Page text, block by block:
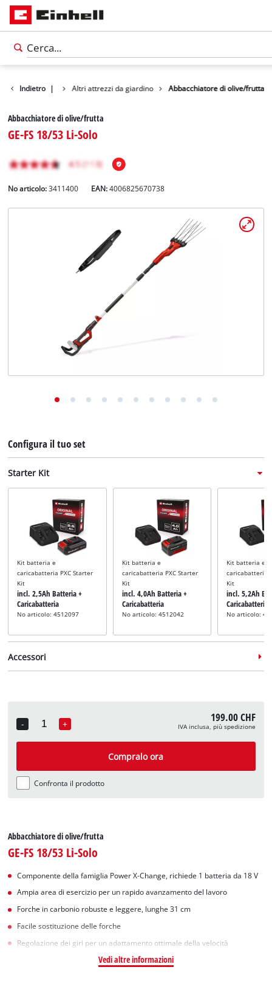
Indietro |
Giardino Altri attrezzi da giardino Abbacchiatore di olive/frutta
Abbacchiatore di olive/frutta
GE-FS 18/53 Li-Solo
No articolo: 3411400 EAN:4006825670738
Configura il tuo set
Starter Kit
Kit batteria e
caricabatteria PXC Starter
Kit
incl. 2,5Ah Batteria +
Caricabatteria
No articolo: 4512097
Kit batteria e
caricabatteria PXC Starter
Kit
incl. 4,0Ah Batteria +
Caricabatteria
No articolo: 4512042
Kit batteria e
caricabatteria
Kit
incl. 5,2Ah
Caricabatteria
No articolo:
Accessori
-
Quantity
+ 199.00 CHF
IVA inclusa, più spedizione
Compralo ora
Confronta il prodotto
Abbacchiatore di olive/frutta
GE-FS 18/53 Li-Solo
Componente della famiglia Power X-Change, richiede 1 batteria da 18 V
Ampia area di esercizio per un rapido avanzamento del lavoro
Forche in carbonio robuste e leggere, lunghe 31 cm
Facile sostituzione delle forche
Regolazione dei giri per un adattamento ottimale della velocità
Vedi altre informazioni